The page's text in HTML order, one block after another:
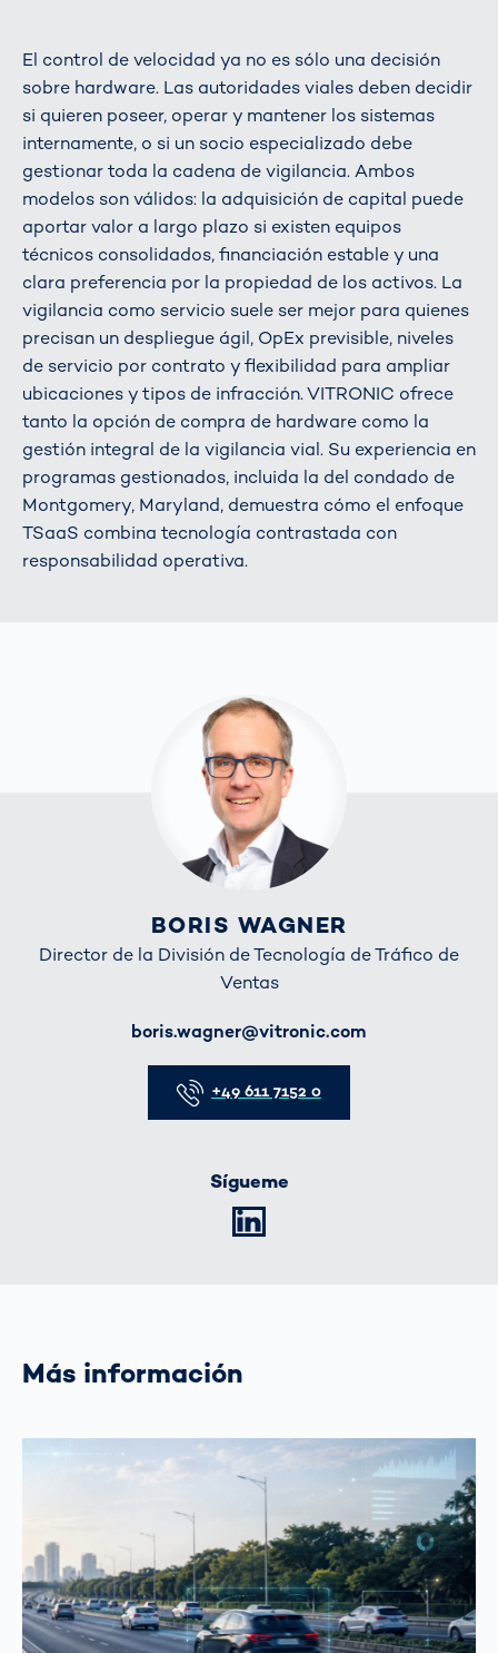
El control de velocidad ya no es sólo una decisión
sobre hardware. Las autoridades viales deben decidir
si quieren poseer, operar y mantener los sistemas
internamente, o si un socio especializado debe
gestionar toda la cadena de vigilancia. Ambos
modelos son válidos: la adquisición de capital puede
aportar valor a largo plazo si existen equipos
técnicos consolidados, financiación estable y una
clara preferencia por la propiedad de los activos. La
vigilancia como servicio suele ser mejor para quienes
precisan un despliegue ágil, OpEx previsible, niveles
de servicio por contrato y flexibilidad para ampliar
ubicaciones y tipos de infracción. VITRONIC ofrece
tanto la opción de compra de hardware como la
gestión integral de la vigilancia vial. Su experiencia en
programas gestionados, incluida la del condado de
Montgomery, Maryland, demuestra cómo el enfoque
TSaaS combina tecnología contrastada con
responsabilidad operativa.
BORIS WAGNER
Director de la División de Tecnología de Tráfico de
Ventas
boris.wagner@vitronic.com
+49 611 7152 0
Sígueme
Más información